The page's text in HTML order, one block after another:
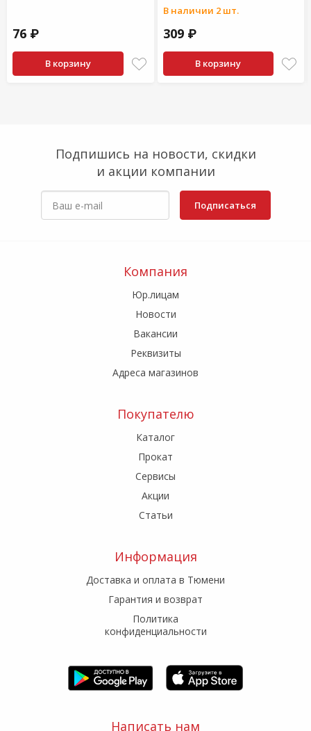
76 ₽
В корзину
В наличии 2 шт.
309 ₽
В корзину
Подпишись на новости, скидки
и акции компании
Подписаться
Компания
Юр.лицам
Новости
Вакансии
Реквизиты
Адреса магазинов
Покупателю
Каталог
Прокат
Сервисы
Акции
Статьи
Информация
Доставка и оплата в Тюмени
Гарантия и возврат
Политика
конфиденциальности
Написать нам